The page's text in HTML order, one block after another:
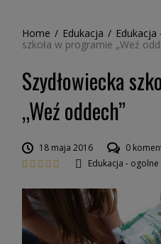
Home / Edukacja /
szkoła w programie „Weź
Szydłowiecka
„Weź oddech”
18 maja 2016 0
Edukacja - ogolne